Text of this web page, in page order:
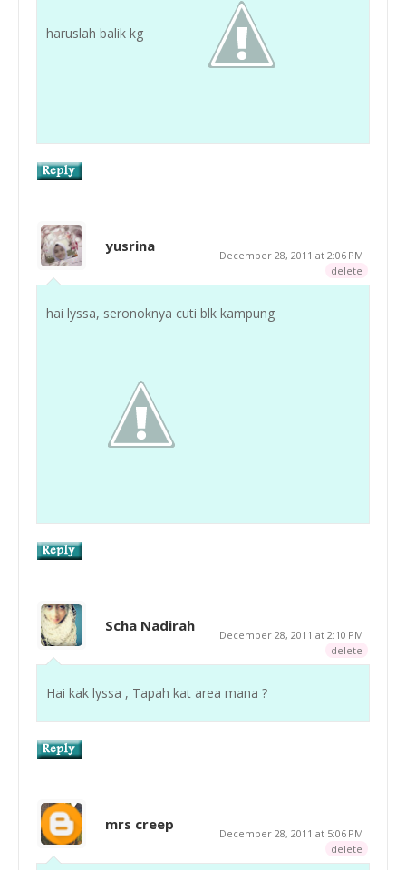
haruslah balik kg
yusrina
December 28, 2011 at 2:06 PM
delete
hai lyssa, seronoknya cuti blk kampung
Scha Nadirah
December 28, 2011 at 2:10 PM
delete
Hai kak lyssa , Tapah kat area mana ?
mrs creep
December 28, 2011 at 5:06 PM
delete